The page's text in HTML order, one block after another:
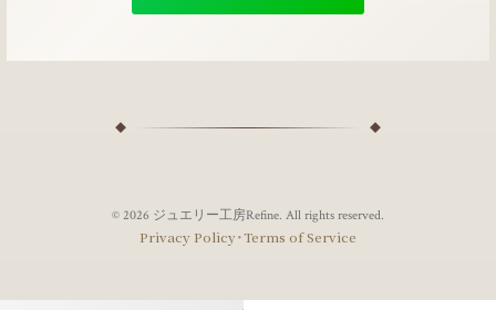
© 2026 ジュエリー工房Refine. All rights reserved.
Privacy Policy･Terms of Service